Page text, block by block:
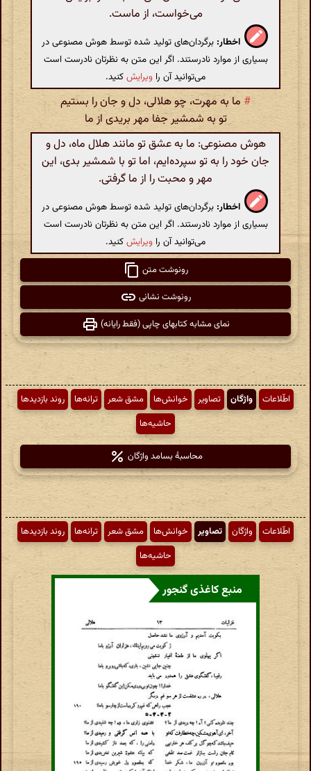
می‌خواست، از ماست.
اخطار: برگردان‌های تولید شده توسط هوش مصنوعی در
بسیاری از موارد نادرستند. اگر این متن به نظرتان نادرست است
می‌توانید آن را ویرایشکنید.
# ما به مهرت، چو هلالی، دل و جان را بستیم
تو به شمشیر جفا مهر بریدی از ما
هوش مصنوعی: ما به عشق تو مانند هلال ماه، دل و
جان خود را به تو سپرده‌ایم، اما تو با شمشیر بدی، این
مهر و محبت را از ما گرفتی.
اخطار: برگردان‌های تولید شده توسط هوش مصنوعی در
بسیاری از موارد نادرستند. اگر این متن به نظرتان نادرست است
می‌توانید آن را ویرایشکنید.
رونوشت متن
رونوشت نشانی
نمای مشابه کتابهای چاپی (فقط رایانه)
اطّلاعات واژگان تصاویر خوانش‌ها مشق شعر ترانه‌ها
روند بازدیدها
حاشیه‌ها
محاسبهٔ بسامد واژگان
اطّلاعات واژگان تصاویر خوانش‌ها مشق شعر ترانه‌ها
روند بازدیدها
حاشیه‌ها
منبع کاغذی گنجور